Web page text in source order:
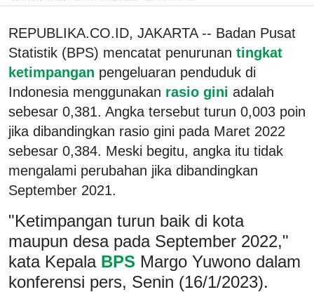
REPUBLIKA.CO.ID, JAKARTA -- Badan Pusat
Statistik (BPS) mencatat penurunan tingkat
ketimpangan pengeluaran penduduk di
Indonesia menggunakan rasio gini adalah
sebesar 0,381. Angka tersebut turun 0,003 poin
jika dibandingkan rasio gini pada Maret 2022
sebesar 0,384. Meski begitu, angka itu tidak
mengalami perubahan jika dibandingkan
September 2021.
"Ketimpangan turun baik di kota
maupun desa pada September 2022,"
kata KepalaBPS Margo Yuwono dalam
konferensi pers, Senin (16/1/2023).